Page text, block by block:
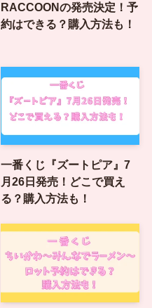
RACCOONの発売決定！予
約はできる？購入方法も！
一番くじ『ズートピア』7
月26日発売！どこで買え
る？購入方法も！